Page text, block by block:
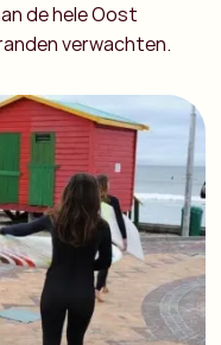
de hele Oost
verwachten.